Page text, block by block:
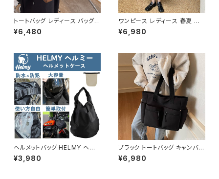
トートバッグ レディース バッグ
春夏 秋冬 春 夏 秋 冬 黒 白 バ
ッグ ハンドバッグ 肩掛け かばん
バッグ シンプル トートバック ホ
ワイト ベージュ コーヒー ブラッ
ク デート 通勤バッグ オフィスカ
ジュアル デイリー お出かけ オ
フィス カジュアル OL 上品 大人
10代 20代 30代 40代 K-B00
53
¥6,480
ワンピース レディース 春夏 秋
冬 春 夏 秋 冬 長袖 黒ワンピー
ス カシュクールワンピース ミデ
ひざ丈ワンピ Aライン バルーン
袖 ロングワンピース カジュアル
ワンピ ブラック 体型カバー 大
人 カジュアル 10代 20代 30代
40代 K-O0010
¥6,980
ヘルメットバッグ HELMY ヘルミ
ー ヘルメット 収納 バッグ ケー
ス 入れ 自転車 バイク フルフェ
¥3,980
ブラック トートバッグ キャンバス
大容量 ポケット付き カジュアル
バッグ 韓国風バッグ マザーズバ
¥6,980